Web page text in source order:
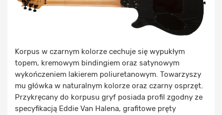
Korpus w czarnym kolorze cechuje się wypukłym
topem, kremowym bindingiem oraz satynowym
wykończeniem lakierem poliuretanowym. Towarzyszy
mu główka w naturalnym kolorze oraz czarny osprzęt.
Przykręcany do korpusu gryf posiada profil zgodny ze
specyfikacją Eddie Van Halena, grafitowe pręty